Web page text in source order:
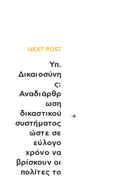
NEXT POST
Υπ.
Δικαιοσύνη
ς:
Αναδιάρθρ
ωση
δικαστικού
συστήματος
ώστε σε
εύλογο
χρόνο να
βρίσκουν οι
πολίτες το